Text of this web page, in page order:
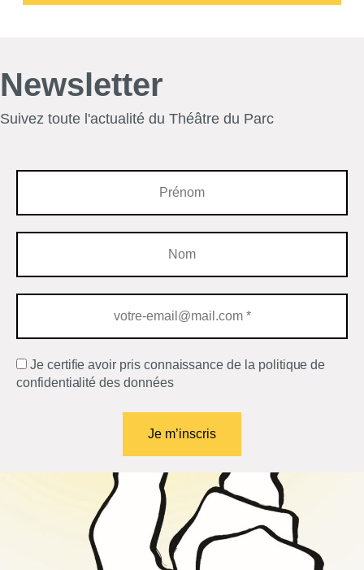
Newsletter
Suivez toute l'actualité du Théâtre du Parc
Je certifie avoir pris connaissance de la politique de
confidentialité des données